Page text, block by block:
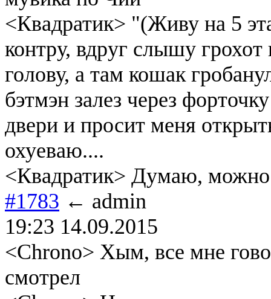
<Квадратик> "(Живу на 5
контру, вдруг слышу
голову, а там кошак
бэтмэн залез через
двери и просит меня
охуеваю....
<Квадратик> Думаю, можно
#1783 ← admin
19:23 14.09.2015
<Chrono> Хым, все мне
смотрел